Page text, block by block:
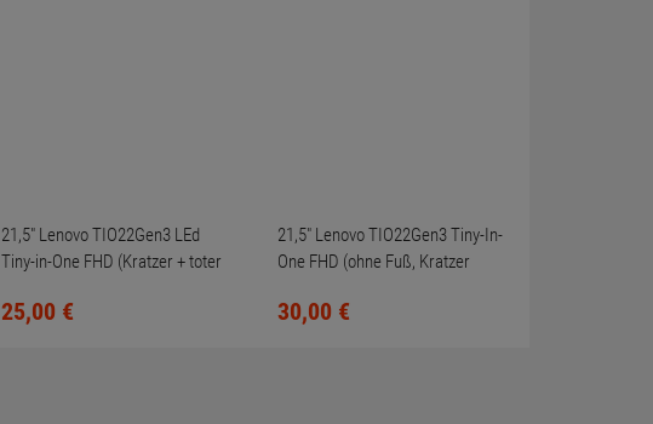
21,5" Lenovo TIO22Gen3 LEd
Tiny-in-One FHD (Kratzer + toter
25,00 €
21,5" Lenovo TIO22Gen3 Tiny-In-
One FHD (ohne Fuß, Kratzer
30,00 €